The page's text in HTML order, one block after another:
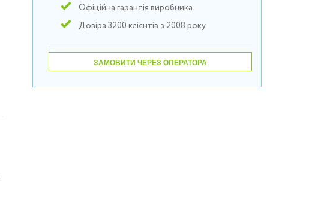
Офіційна гарантія виробника
Довіра 3200 клієнтів з 2008 року
ЗАМОВИТИ ЧЕРЕЗ ОПЕРАТОРА